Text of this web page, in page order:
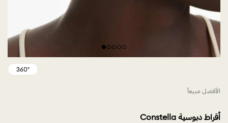
الأفضل مبيعاً
أقراط دبوسية Constella